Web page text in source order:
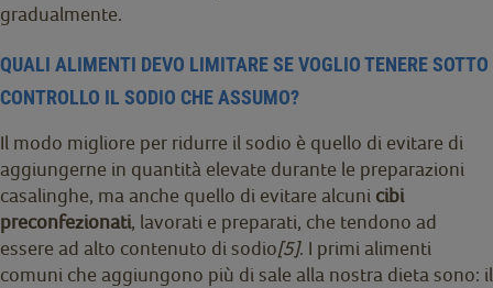
gradualmente.
QUALI ALIMENTI DEVO LIMITARE SE VOGLIO TENERE SOTTO
CONTROLLO IL SODIO CHE ASSUMO?
Il modo migliore per ridurre il sodio è quello di evitare di
aggiungerne in quantità elevate durante le preparazioni
casalinghe, ma anche quello di evitare alcuni cibi
preconfezionati, lavorati e preparati, che tendono ad
essere ad alto contenuto di sodio[5]. I primi alimenti
comuni che aggiungono più di sale alla nostra dieta sono: il